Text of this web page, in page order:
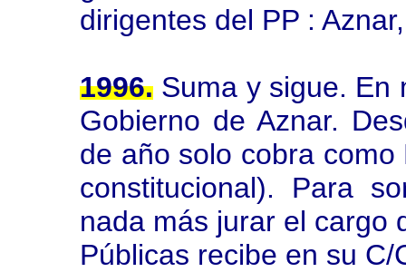
dirigentes del PP :
1996. Suma y sigue. En
Gobierno de Aznar.
de año solo cobra
constitucional). Para
nada más jurar el cargo
Públicas recibe en su